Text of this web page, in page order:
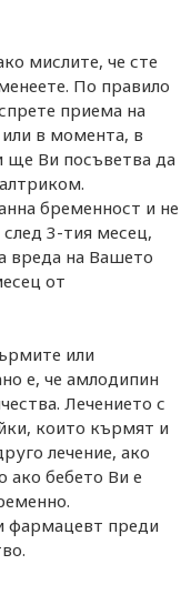
мислите, че сте
По правило
приема на
в момента, в
ще Ви посъветва да
бременност и не
3-тия месец,
вреда на Вашето
от
или
е, че амлодипин
Лечението с
които кърмят и
лечение, ако
ако бебето Ви е
фармацевт преди